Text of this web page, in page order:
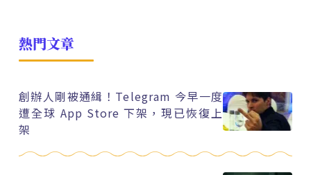
熱門文章
創辦人剛被通緝！Telegram 今早一度
遭全球 App Store 下架，現已恢復上
架